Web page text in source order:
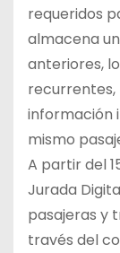
requeridos
almacena
anteriores,
información
mismo
A partir del
Jurada
pasajeras y
través del